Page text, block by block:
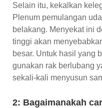
Selain itu, kekalkan
Plenum pemulangan
belakang. Menyekat ini
tinggi akan
besar. Untuk hasil yang
gunakan rak berlubang
sekali-kali menyusun
2: Bagaimanakah